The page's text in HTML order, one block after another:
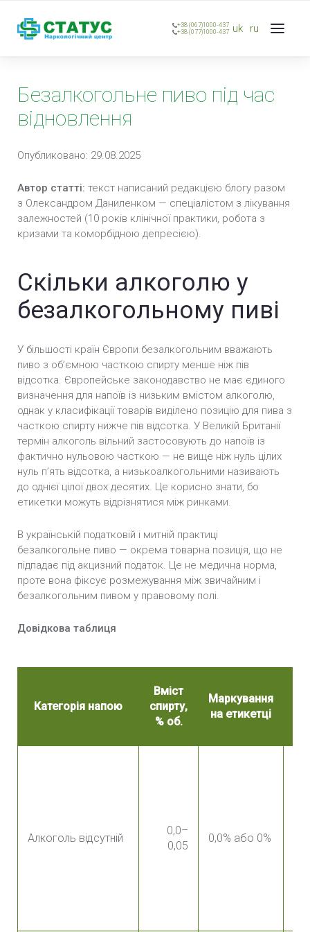
+38 (067)1000-437
+38 (077)1000-437 uk ru
Безалкогольне пиво під час
відновлення
Опубликовано: 29.08.2025
Автор статті: текст написаний редакцією блогу разом
з Олександром Даниленком — спеціалістом з лікування
залежностей (10 років клінічної практики, робота з
кризами та коморбідною депресією).
Скільки алкоголю у
безалкогольному пиві
У більшості країн Європи безалкогольним вважають
пиво з об’ємною часткою спирту менше ніж пів
відсотка. Європейське законодавство не має єдиного
визначення для напоїв із низьким вмістом алкоголю,
однак у класифікації товарів виділено позицію для пива з
часткою спирту нижче пів відсотка. У Великій Британії
термін алкоголь вільний застосовують до напоїв із
фактично нульовою часткою — не вище ніж нуль цілих
нуль п’ять відсотка, а низькоалкогольними називають
до однієї цілої двох десятих. Це корисно знати, бо
етикетки можуть відрізнятися між ринками.
В українській податковій і митній практиці
безалкогольне пиво — окрема товарна позиція, що не
підпадає під акцизний податок. Це не медична норма,
проте вона фіксує розмежування між звичайним і
безалкогольним пивом у правовому полі.
Довідкова таблиця
Категорія напою
Вміст
спирту,
% об.
Маркування
на етикетці
Алкоголь відсутній
0,0–
0,05
0,0% або 0%